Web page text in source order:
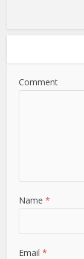
Comment
Name*
Email*